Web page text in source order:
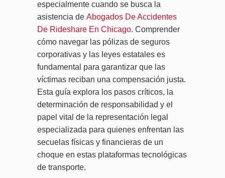
especialmente cuando se busca la
asistencia de Abogados De Accidentes
De Rideshare En Chicago. Comprender
cómo navegar las pólizas de seguros
corporativas y las leyes estatales es
fundamental para garantizar que las
víctimas reciban una compensación justa.
Esta guía explora los pasos críticos, la
determinación de responsabilidad y el
papel vital de la representación legal
especializada para quienes enfrentan las
secuelas físicas y financieras de un
choque en estas plataformas tecnológicas
de transporte.